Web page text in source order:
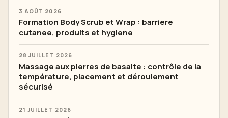
3 AOÛT 2026
Formation Body Scrub et Wrap : barriere
cutanee, produits et hygiene
28 JUILLET 2026
Massage aux pierres de basalte : contrôle de la
température, placement et déroulement
sécurisé
21 JUILLET 2026